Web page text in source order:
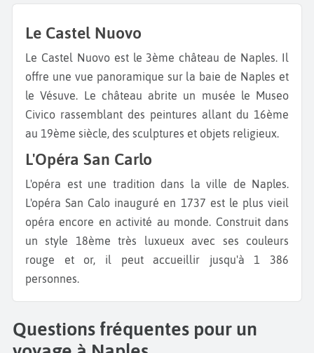
Le Castel Nuovo
Le Castel Nuovo est le 3ème château de Naples. Il
offre une vue panoramique sur la baie de Naples et
le Vésuve. Le château abrite un musée le Museo
Civico rassemblant des peintures allant du 16ème
au 19ème siècle, des sculptures et objets religieux.
L'Opéra San Carlo
L'opéra est une tradition dans la ville de Naples.
L'opéra San Calo inauguré en 1737 est le plus vieil
opéra encore en activité au monde. Construit dans
un style 18ème très luxueux avec ses couleurs
rouge et or, il peut accueillir jusqu'à 1 386
personnes.
Questions fréquentes pour un